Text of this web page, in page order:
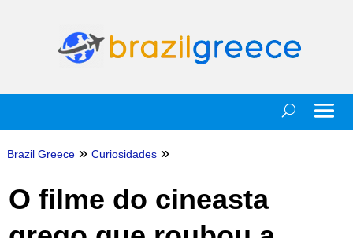
Brazil Greece » Curiosidades »
O filme do cineasta